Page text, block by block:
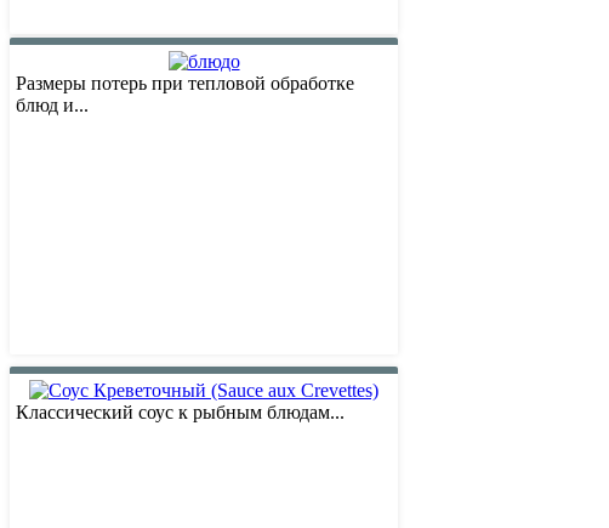
Размеры потерь при тепловой обработке
блюд и...
Классический соус к рыбным блюдам...